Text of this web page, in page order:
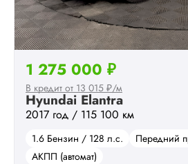
Hyundai Elantra
2017 год / 115 100 км
1.6 Бензин / 128 л.с.
Передний
АКПП (автомат)
1 275 000 ₽
В кредит от 13 015 ₽/м